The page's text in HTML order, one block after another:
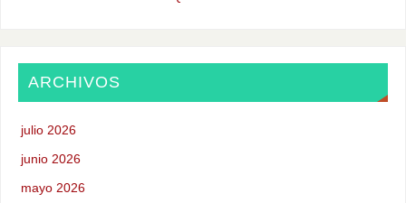
ARCHIVOS
julio 2026
junio 2026
mayo 2026